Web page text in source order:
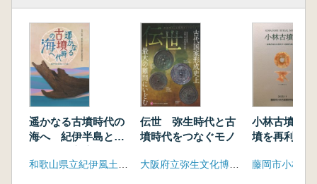
遥かなる古墳時代の
海へ 紀伊半島と海
和歌山県立紀伊風土記の丘
伝世 弥生時代と古
墳時代をつなぐモノ
大阪府立弥生文化博物館
小林古墳群
墳を再利用